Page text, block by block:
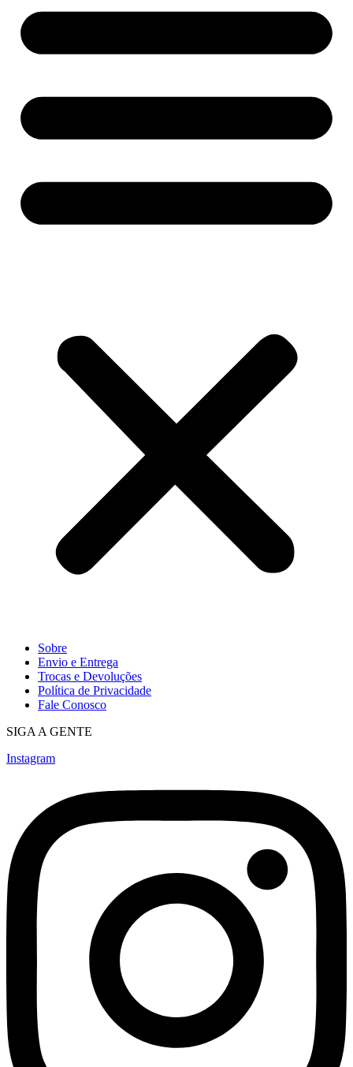
Sobre
Envio e Entrega
Trocas e Devoluções
Política de Privacidade
Fale Conosco
SIGA A GENTE
Instagram